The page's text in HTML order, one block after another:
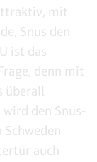
mit
Snus den
ist das
denn mit
den Snus-
auch